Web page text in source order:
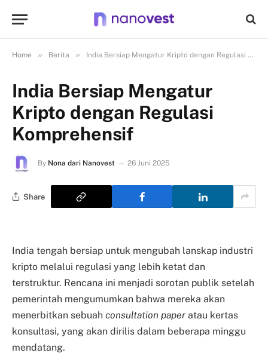
Home » Berita » India Bersiap Mengatur Kripto dengan Regulasi Komprehensif
India Bersiap Mengatur
Kripto dengan Regulasi
Komprehensif
By Nona dari Nanovest 26 Juni 2025
Share
India tengah bersiap untuk mengubah lanskap industri
kripto melalui regulasi yang lebih ketat dan
terstruktur. Rencana ini menjadi sorotan publik setelah
pemerintah mengumumkan bahwa mereka akan
menerbitkan sebuah consultation paper atau kertas
konsultasi, yang akan dirilis dalam beberapa minggu
mendatang.